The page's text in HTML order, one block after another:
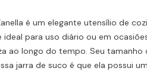
é um elegante utensílio de
para uso diário ou em
ao longo do tempo. Seu
jarra de suco é que ela possui